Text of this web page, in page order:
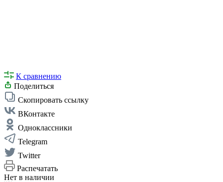
К сравнению
Поделиться
Скопировать ссылку
ВКонтакте
Одноклассники
Telegram
Twitter
Распечатать
Нет в наличии